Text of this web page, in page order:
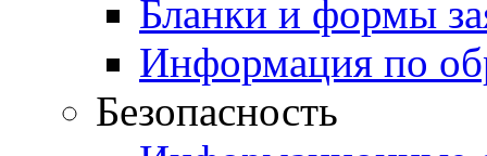
Бланки и формы
Информация по
Безопасность